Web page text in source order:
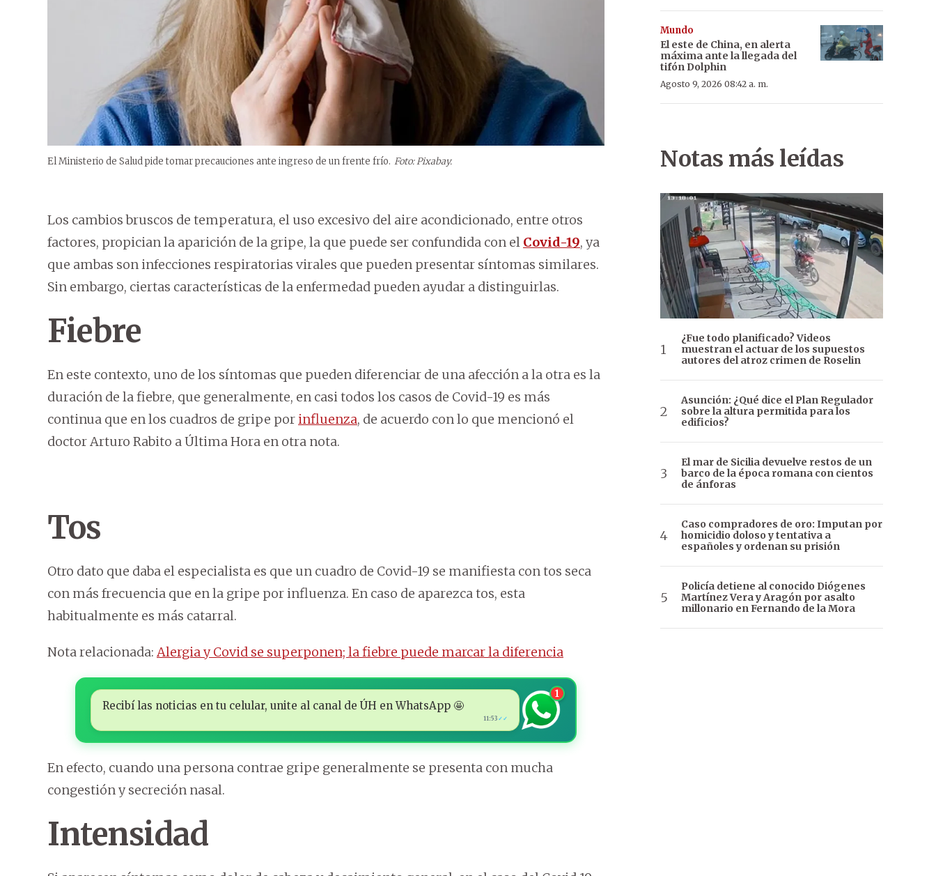
El Ministerio de Salud pide tomar precauciones ante ingreso de un frente frío. Foto: Pixabay.
Los cambios bruscos de temperatura, el uso excesivo del aire acondicionado, entre otros
factores, propician la aparición de la gripe, la que puede ser confundida con el Covid-19, ya
que ambas son infecciones respiratorias virales que pueden presentar síntomas similares.
Sin embargo, ciertas características de la enfermedad pueden ayudar a distinguirlas.
Fiebre
En este contexto, uno de los síntomas que pueden diferenciar de una afección a la otra es la
duración de la fiebre, que generalmente, en casi todos los casos de Covid-19 es más
continua que en los cuadros de gripe porinfluenza, de acuerdo con lo que mencionó el
doctor Arturo Rabito a Última Hora en otra nota.
Tos
Otro dato que daba el especialista es que un cuadro de Covid-19 se manifiesta con tos seca
con más frecuencia que en la gripe por influenza. En caso de aparezca tos, esta
habitualmente es más catarral.
Nota relacionada: Alergia y Covid se superponen; la fiebre puede marcar la diferencia
Recibí las noticias en tu celular, unite al canal de ÚH en WhatsApp 🤩
11:53 ✓✓
1
En efecto, cuando una persona contrae gripe generalmente se presenta con mucha
congestión y secreción nasal.
Intensidad
Mundo
El este de China, en alerta
máxima ante la llegada del
tifón Dolphin
Agosto 9, 2026 08:42 a. m.
Notas más leídas
¿Fue todo planificado? Videos
muestran el actuar de los supuestos
autores del atroz crimen de Roselin
Asunción: ¿Qué dice el Plan Regulador
sobre la altura permitida para los
edificios?
El mar de Sicilia devuelve restos de un
barco de la época romana con cientos
de ánforas
Caso compradores de oro: Imputan por
homicidio doloso y tentativa a
españoles y ordenan su prisión
Policía detiene al conocido Diógenes
Martínez Vera y Aragón por asalto
millonario en Fernando de la Mora